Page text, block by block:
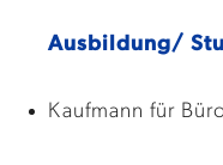
Ausbildung/
Kaufmann für